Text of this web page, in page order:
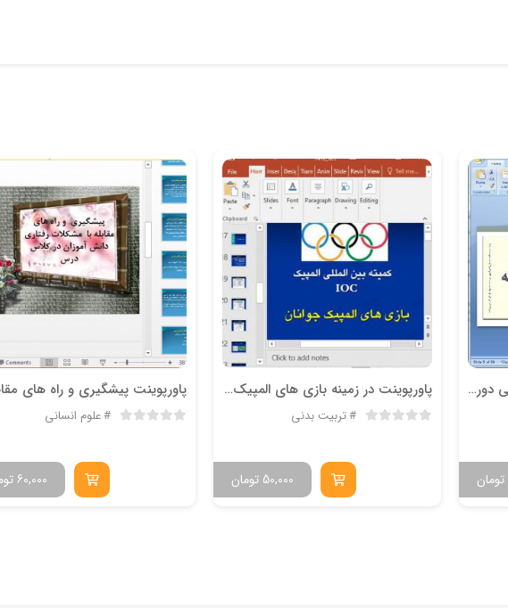
دانلود پاورپوینت هدایت تحصیلی دوره ی متوسطه اول
تومان
پاورپوینت در زمینه بازی های المپیک جوانان
تربیت بدنی
تومان 50,000
علوم انسانی
60,000